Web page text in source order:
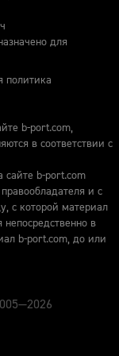
для
политика
b-port.com,
в соответствии с
сайте b-port.com
и с
с которой материал
в
b-port.com, до или